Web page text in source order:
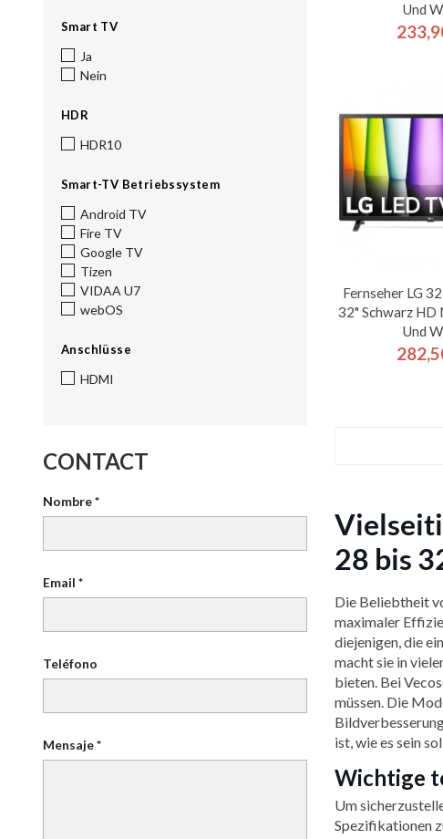
Smart TV
Ja
Nein
HDR
HDR10
Smart-TV Betriebssystem
Android TV
Fire TV
Google TV
Tizen
VIDAA U7
webOS
Anschlüsse
HDMI
CONTACT
Nombre *
Email *
Teléfono
Mensaje *
Und
Fernseher LG
32" Schwarz
Und
28 bis
Die Beliebtheit
maximaler
diejenigen, die
macht sie in
bieten. Bei
müssen. Die
ist, wie es sein
Wichtige
Um
Spezifikationen